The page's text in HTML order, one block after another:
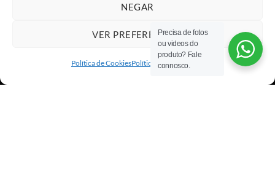
NEGAR
VER PREFERÊNCIAS
Política de CookiesPolítica de privacidade
Stripe MasterCardCash
Copyright 2026 ©All rights reserved
Precisa de fotos
ou videos do
produto? Fale
connosco.